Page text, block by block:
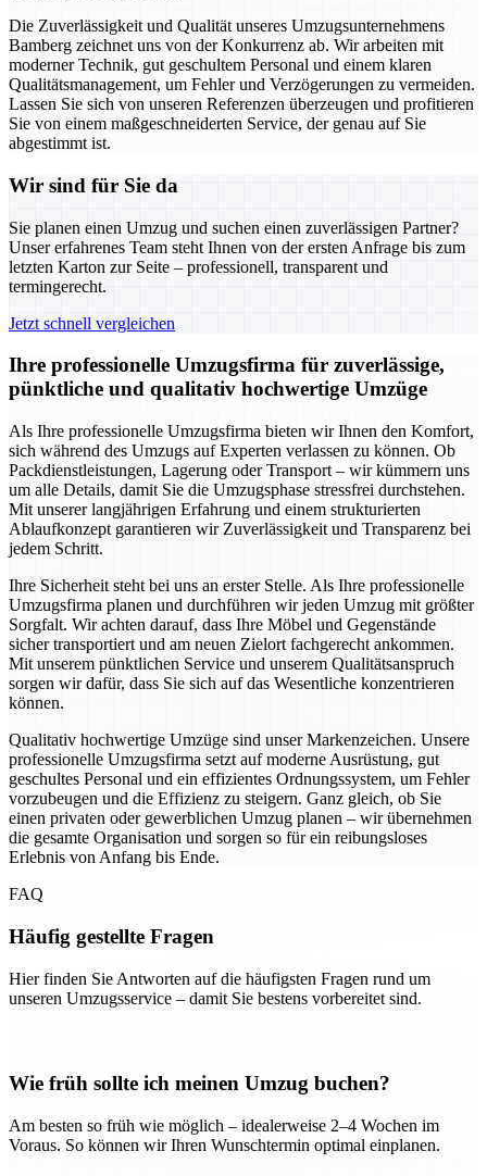
Die Zuverlässigkeit und Qualität unseres Umzugsunternehmens
Bamberg zeichnet uns von der Konkurrenz ab. Wir arbeiten mit
moderner Technik, gut geschultem Personal und einem klaren
Qualitätsmanagement, um Fehler und Verzögerungen zu vermeiden.
Lassen Sie sich von unseren Referenzen überzeugen und profitieren
Sie von einem maßgeschneiderten Service, der genau auf Sie
abgestimmt ist.
Wir sind für Sie da
Sie planen einen Umzug und suchen einen zuverlässigen Partner?
Unser erfahrenes Team steht Ihnen von der ersten Anfrage bis zum
letzten Karton zur Seite – professionell, transparent und
termingerecht.
Jetzt schnell vergleichen
Ihre professionelle Umzugsfirma für zuverlässige,
pünktliche und qualitativ hochwertige Umzüge
Als Ihre professionelle Umzugsfirma bieten wir Ihnen den Komfort,
sich während des Umzugs auf Experten verlassen zu können. Ob
Packdienstleistungen, Lagerung oder Transport – wir kümmern uns
um alle Details, damit Sie die Umzugsphase stressfrei durchstehen.
Mit unserer langjährigen Erfahrung und einem strukturierten
Ablaufkonzept garantieren wir Zuverlässigkeit und Transparenz bei
jedem Schritt.
Ihre Sicherheit steht bei uns an erster Stelle. Als Ihre professionelle
Umzugsfirma planen und durchführen wir jeden Umzug mit größter
Sorgfalt. Wir achten darauf, dass Ihre Möbel und Gegenstände
sicher transportiert und am neuen Zielort fachgerecht ankommen.
Mit unserem pünktlichen Service und unserem Qualitätsanspruch
sorgen wir dafür, dass Sie sich auf das Wesentliche konzentrieren
können.
Qualitativ hochwertige Umzüge sind unser Markenzeichen. Unsere
professionelle Umzugsfirma setzt auf moderne Ausrüstung, gut
geschultes Personal und ein effizientes Ordnungssystem, um Fehler
vorzubeugen und die Effizienz zu steigern. Ganz gleich, ob Sie
einen privaten oder gewerblichen Umzug planen – wir übernehmen
die gesamte Organisation und sorgen so für ein reibungsloses
Erlebnis von Anfang bis Ende.
FAQ
Häufig gestellte Fragen
Hier finden Sie Antworten auf die häufigsten Fragen rund um
unseren Umzugsservice – damit Sie bestens vorbereitet sind.
Wie früh sollte ich meinen Umzug buchen?
Am besten so früh wie möglich – idealerweise 2–4 Wochen im
Voraus. So können wir Ihren Wunschtermin optimal einplanen.